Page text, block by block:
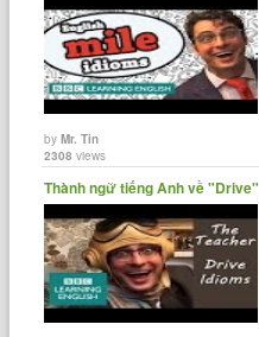
byMr. Tin
2308 views
Thành ngữ tiếng Anh về "Drive"